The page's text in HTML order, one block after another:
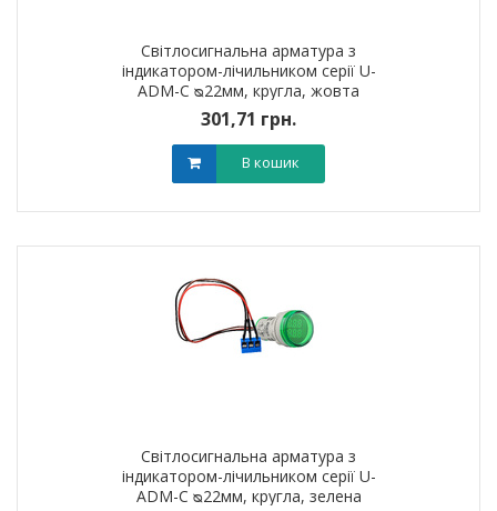
Світлосигнальна арматура з
індикатором-лічильником серії U-
ADM-С ᴓ22мм, кругла, жовта
301,71 грн.
В кошик
Світлосигнальна арматура з
індикатором-лічильником серії U-
ADM-С ᴓ22мм, кругла, зелена